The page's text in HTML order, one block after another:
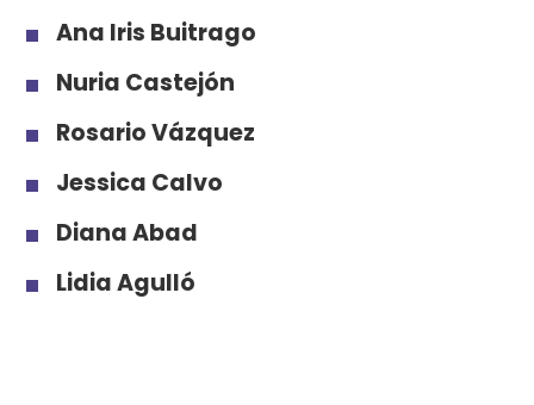
Ana Iris Buitrago
Nuria Castejón
Rosario Vázquez
Jessica Calvo
Diana Abad
Lidia Agulló